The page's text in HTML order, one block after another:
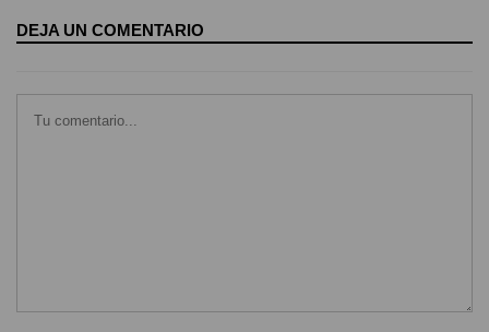
DEJA UN COMENTARIO